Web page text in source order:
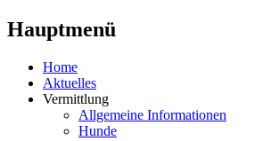
Hauptmenü
Home
Aktuelles
Vermittlung
Allgemeine Informationen
Hunde